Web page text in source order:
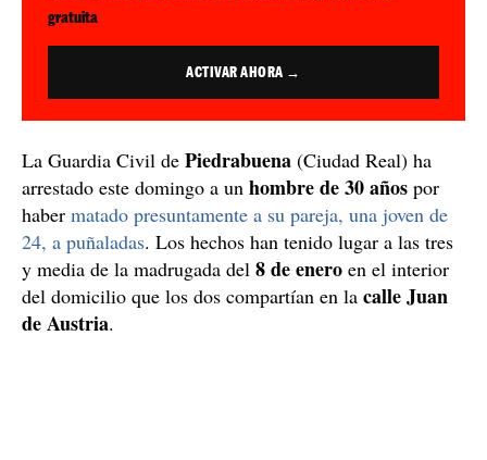
gratuita
ACTIVAR AHORA →
La Guardia Civil de Piedrabuena (Ciudad Real) ha
arrestado este domingo a un hombre de 30 años por
haber matado presuntamente a su pareja, una joven de
24, a puñaladas. Los hechos han tenido lugar a las tres
y media de la madrugada del 8 de enero en el interior
del domicilio que los dos compartían en la calle Juan
de Austria.